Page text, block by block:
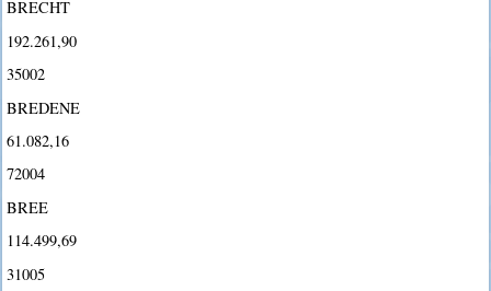
BRECHT
192.261,90
35002
BREDENE
61.082,16
72004
BREE
114.499,69
31005